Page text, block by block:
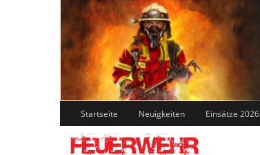
Skip
to
content
Startseite Neuigkeiten Einsätze 2026